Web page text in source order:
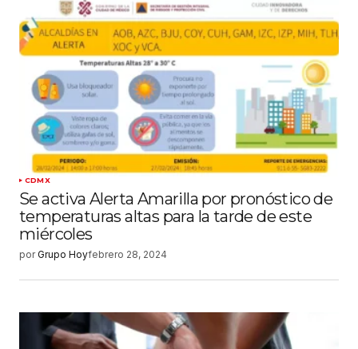
CDMX
Se activa Alerta Amarilla por pronóstico de
temperaturas altas para la tarde de este
miércoles
por Grupo Hoyfebrero 28, 2024